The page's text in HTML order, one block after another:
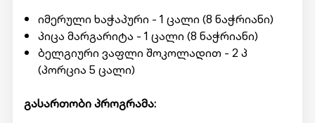
იმერული ხაჭაპური - 1 ცალი (8 ნაჭრიანი)
პიცა მარგარიტა - 1 ცალი (8 ნაჭრიანი)
ბელგიური ვაფლი შოკოლადით - 2 პ
(პორცია 5 ცალი)
გასართობი პროგრამა: